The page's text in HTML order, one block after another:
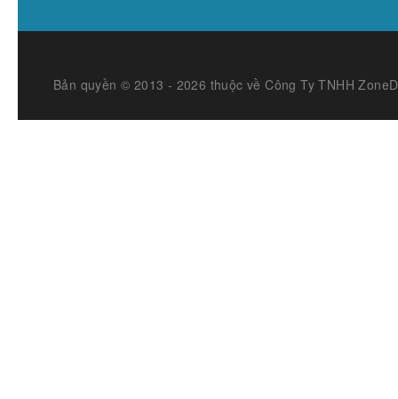
Bản quyền © 2013 - 2026 thuộc về Công Ty TNHH